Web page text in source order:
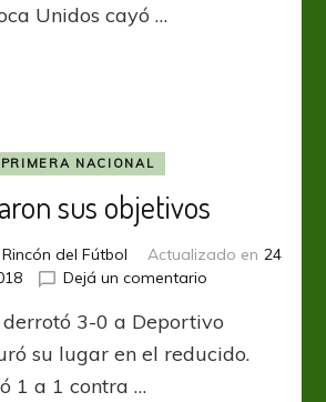
Unidos cayó …
PRIMERA NACIONAL
sus objetivos
del Fútbol Actualizado en 24
Dejá un comentario
sus
objetivos
3-0 a Deportivo
su lugar en el reducido.
1 a 1 contra …